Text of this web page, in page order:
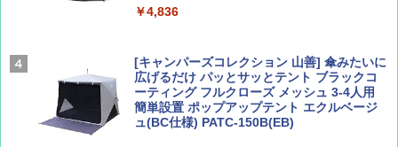
サライ 2026年 9月号 [雑誌]
ァキア 2026～2027 地球の歩き方A ヨーロッ
￥2,277
04 地球の歩き方 島旅 利尻 礼文 天売島 焼尻
島 5訂版
￥4,836
[キャンパーズコレクション 山善] 傘みたいに
広げるだけ パッとサッとテント ブラックコ
ーティング フルクローズ メッシュ 3-4人用
簡単設置 ポップアップテント エクルベージ
ュ(BC仕様) PATC-150B(EB)